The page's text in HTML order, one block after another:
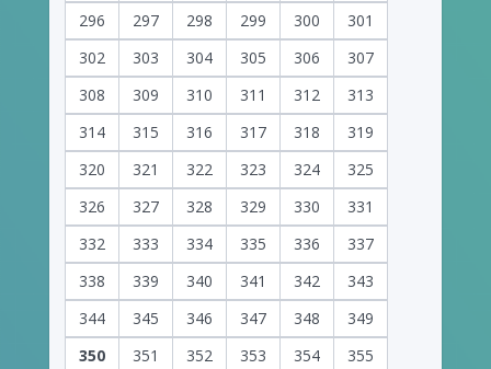
296
297 298 299 300
301
302
303 304 305 306
307
308
309 310 311 312
313
314
315 316 317 318
319
320
321 322 323 324
325
326
327 328 329 330
331
332
333 334 335 336
337
338
339 340 341 342
343
344
345 346 347 348
349
350
351 352 353 354
355